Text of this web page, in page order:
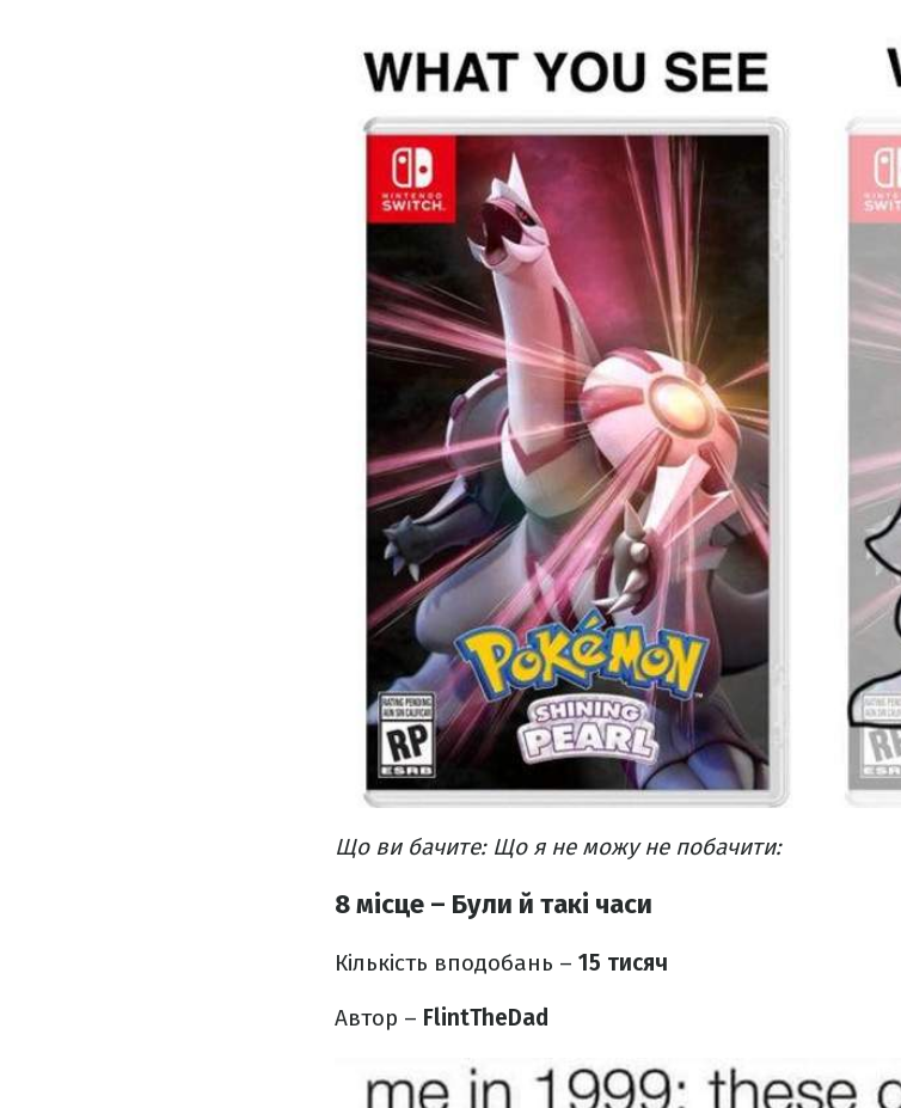
Що ви бачите:Що я не можу не побачити:
8 місце – Були й такі часи
Кількість вподобань – 15 тисяч
Автор – FlintTheDad